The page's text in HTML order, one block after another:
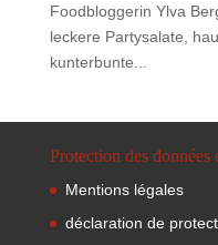
Foodbloggerin Ylva
leckere Partysalate,
kunterbunte...
Protection des données
Mentions légales
déclaration de